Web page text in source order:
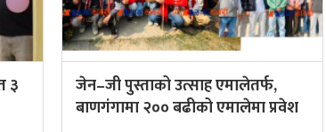
३
जेन–जी पुस्ताको उत्साह एमालेतर्फ,
बाणगंगामा २०० बढीको एमालेमा प्रवेश